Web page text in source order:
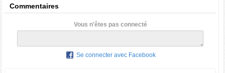
Commentaires
Vous n'êtes pas connecté
Se connecter avec Facebook